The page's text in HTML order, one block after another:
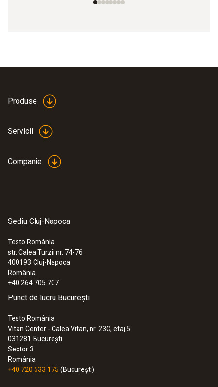
Produse
Servicii
Companie
Sediu Cluj-Napoca
Testo România
str. Calea Turzii nr. 74-76
400193 Cluj-Napoca
România
+40 264 705 707
Punct de lucru București
Testo România
Vitan Center - Calea Vitan, nr. 23C, etaj 5
031281 București
Sector 3
România
+40 720 533 175 (București)